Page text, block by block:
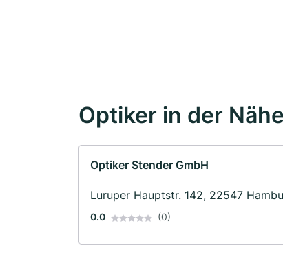
Optiker in der Nähe
Optiker Stender GmbH
Luruper Hauptstr. 142, 22547
0.0 (0)